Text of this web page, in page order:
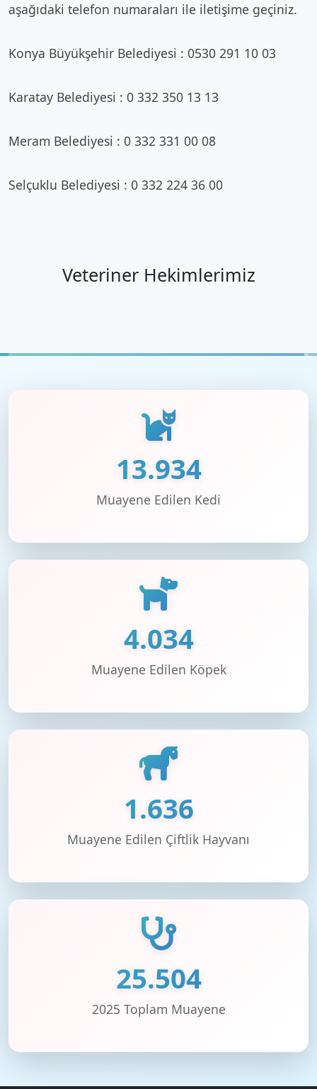
aşağıdaki telefon numaraları ile iletişime geçiniz.
Konya Büyükşehir Belediyesi : 0530 291 10 03
Karatay Belediyesi : 0 332 350 13 13
Meram Belediyesi : 0 332 331 00 08
Selçuklu Belediyesi : 0 332 224 36 00
Veteriner Hekimlerimiz
13.934
Muayene Edilen Kedi
4.034
Muayene Edilen Köpek
1.636
Muayene Edilen Çiftlik Hayvanı
25.504
2025 Toplam Muayene